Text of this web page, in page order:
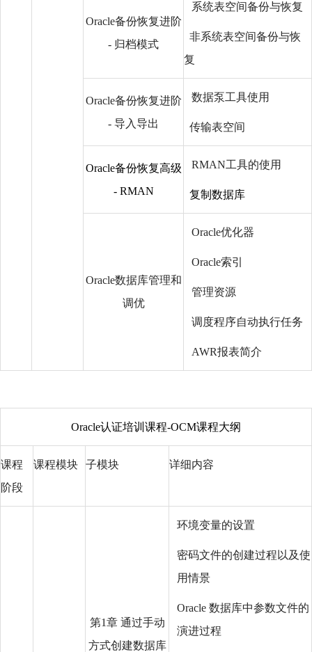
Oracle备份恢复进阶
- 归档模式
系统表空间备份与恢复
非系统表空间备份与恢
复
Oracle备份恢复进阶
- 导入导出
数据泵工具使用
传输表空间
Oracle备份恢复高级
- RMAN
RMAN工具的使用
复制数据库
Oracle数据库管理和
调优
Oracle优化器
Oracle索引
管理资源
调度程序自动执行任务
AWR报表简介
Oracle认证培训课程-OCM课程大纲
课程
阶段
课程模块 子模块 详细内容
第1章 通过手动
方式创建数据库
环境变量的设置
密码文件的创建过程以及使
用情景
Oracle 数据库中参数文件的
演进过程